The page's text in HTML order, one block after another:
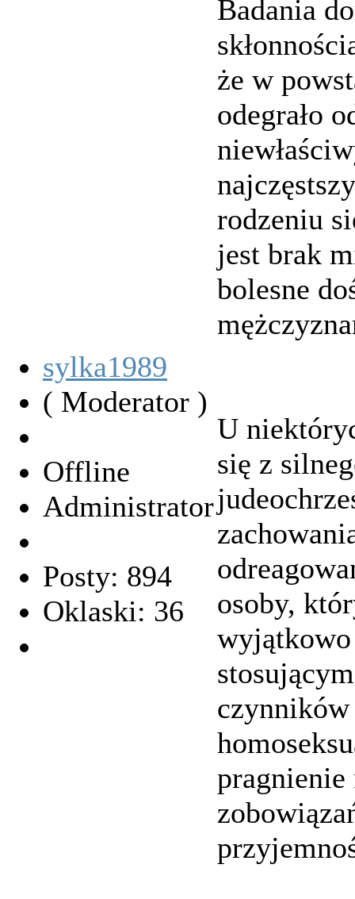
sylka1989
( Moderator )
Offline
Administrator
Posty: 894
Oklaski: 36
Badania
że w
odegrało
rodzeniu
jest brak
bolesne
U
się z
osoby,
czynników
pragnienie